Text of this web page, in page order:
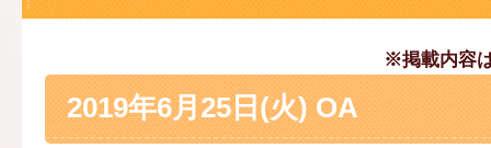
※掲載内容
2019年6月25日(火) OA